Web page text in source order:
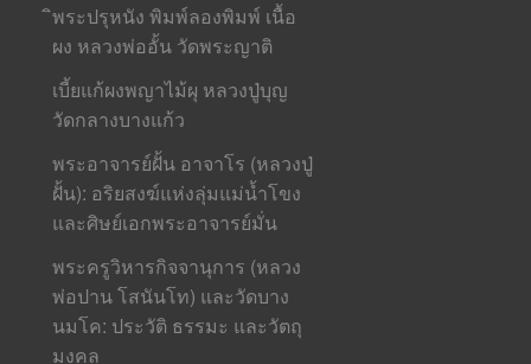
ิพระปรุหนัง พิมพ์ลองพิมพ์ เนื้อ
ผง หลวงพ่ออั้น วัดพระญาติ
เบี้ยแก้ผงพญาไม้ผุ หลวงปู่บุญ
วัดกลางบางแก้ว
พระอาจารย์ฝั้น อาจาโร (หลวงปู่
ฝั้น): อริยสงฆ์แห่งลุ่มแม่น้ำโขง
และศิษย์เอกพระอาจารย์มั่น
พระครูวิหารกิจจานุการ (หลวง
พ่อปาน โสนันโท) และวัดบาง
นมโค: ประวัติ ธรรมะ และวัตถุ
มงคล